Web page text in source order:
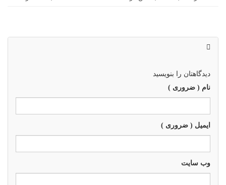
دیدگاهتان را بنویسید
نام ( ضروری )
ایمیل ( ضروری )
وب سايت